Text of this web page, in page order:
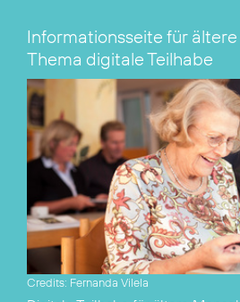
Informationsseite für
Thema digitale Teilhabe
Credits: Fernanda Vilela